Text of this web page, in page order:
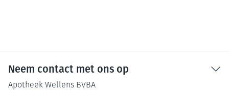
Neem contact met ons op
Apotheek Wellens BVBA